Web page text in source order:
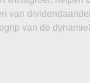
van
van de